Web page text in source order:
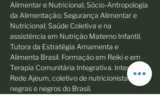
Alimentar e Nutricional; Sócio-Antropologia
da Alimentação; Segurança Alimentar e
Nutricional; Saúde Coletiva e na
assistência em Nutrição Materno Infantil.
Tutora da Estratégia Amamenta e
Alimenta Brasil. Formação em Reiki e em
Terapia Comunitária Integrativa. Integro a
Rede Ajeum, coletivo de nutricionistas
negras e negros do Brasil.